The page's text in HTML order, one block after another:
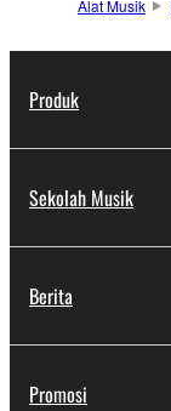
Alat Musik
Produk
Sekolah Musik
Berita
Promosi